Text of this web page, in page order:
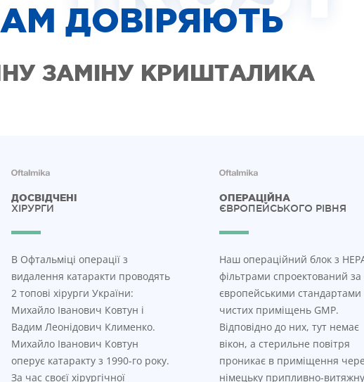
ДОВІРЯЮТЬ
ЗАМІНУ КРИШТАЛИКА
ДОСВІДЧЕНІ
ХІРУРГИ
В Офтальміці операції з
видалення катаракти проводять
2 топові хірурги України:
Михайло Іванович Ковтун і
Вадим Леонідович Клименко.
Михайло Іванович Ковтун
оперує катаракту з 1990-го року.
За час своєї хірургічної
ОПЕРАЦІЙНА
ЄВРОПЕЙСЬКОГО РІВНЯ
Наш операційний блок з
фільтрами спроектований за
європейськими стандартами
чистих приміщень GMP.
Відповідно до них, тут немає
вікон, а стерильне повітря
проникає в приміщення
німецьку припливно-витяжну